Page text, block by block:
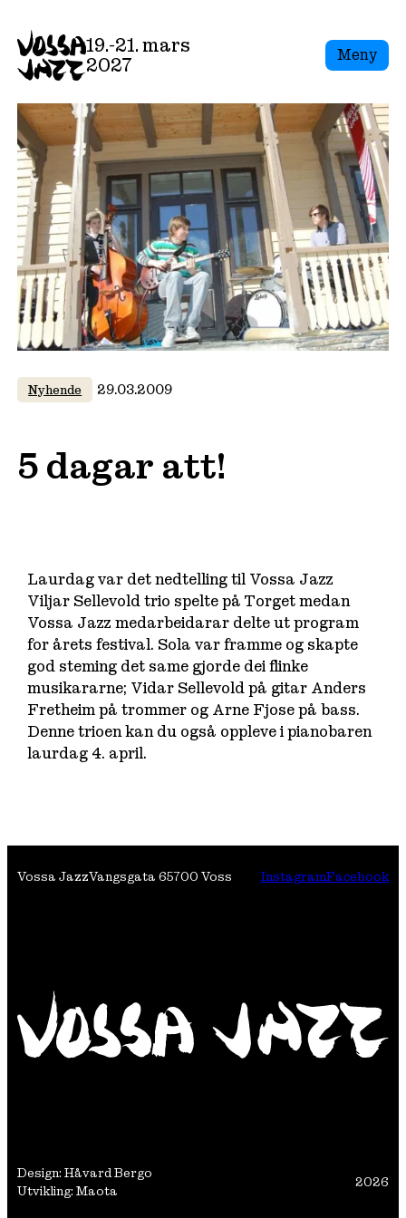
to
content
19.-21. mars
2027
Meny
Nyhende 29.03.2009
5 dagar att!
Laurdag var det nedtelling til Vossa Jazz
Viljar Sellevold trio spelte på Torget medan
Vossa Jazz medarbeidarar delte ut program
for årets festival. Sola var framme og skapte
god steming det same gjorde dei flinke
musikararne; Vidar Sellevold på gitar Anders
Fretheim på trommer og Arne Fjose på bass.
Denne trioen kan du også oppleve i pianobaren
laurdag 4. april.
Vossa JazzVangsgata 65700 Voss InstagramFacebook
Design: Håvard Bergo
Utvikling: Maota
2026